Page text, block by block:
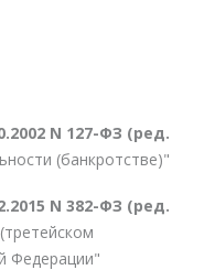
N 127-ФЗ (ред.
(банкротстве)"
N 382-ФЗ (ред.
Федерации"